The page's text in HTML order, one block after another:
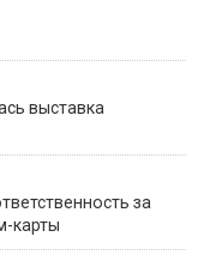
выставка
за
карты